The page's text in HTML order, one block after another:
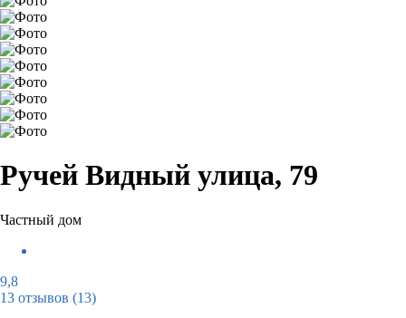
Ручей Видный улица, 79
Частный дом
9,8
13 отзывов (13)